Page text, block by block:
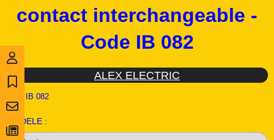
contact interchangeable -
Code IB 082
ALEX ELECTRIC
IB 082
MODELE :